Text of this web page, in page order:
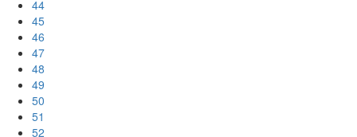
44
45
46
47
48
49
50
51
52